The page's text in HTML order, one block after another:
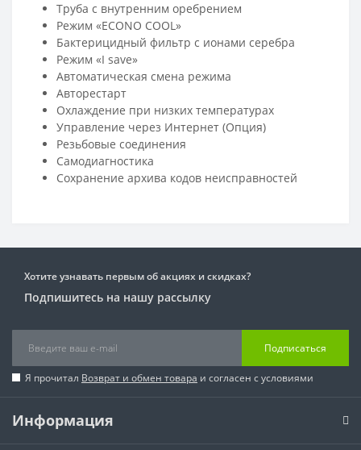
Труба с внутренним оребрением
Режим «ECONO COOL»
Бактерицидный фильтр с ионами серебра
Режим «I save»
Автоматическая смена режима
Авторестарт
Охлаждение при низких температурах
Управление через Интернет (Опция)
Резьбовые соединения
Самодиагностика
Сохранение архива кодов неисправностей
Хотите узнавать первым об акциях и скидках?
Подпишитесь на нашу рассылку
Подписаться
Я прочитал Возврат и обмен товара и согласен с условиями
Информация